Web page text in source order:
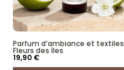
Parfum d’ambiance et textiles
Fleurs des îles
19,90 €